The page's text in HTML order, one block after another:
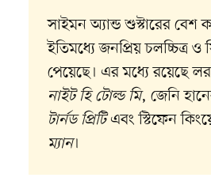
সাইমন অ্যান্ড শুস্টারের বেশ
ইতিমধ্যে জনপ্রিয় চলচ্চিত্র
পেয়েছে। এর মধ্যে রয়েছে
নাইট হি টোল্ড মি, জেনি
টার্নড প্রিটিএবং স্টিফেন
ম্যান।